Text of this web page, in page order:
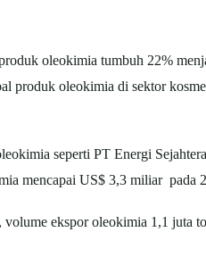
oleokimia tumbuh 22%
produk oleokimia di sektor
seperti PT Energi
mencapai US$ 3,3 miliar pada
ekspor oleokimia 1,1 juta